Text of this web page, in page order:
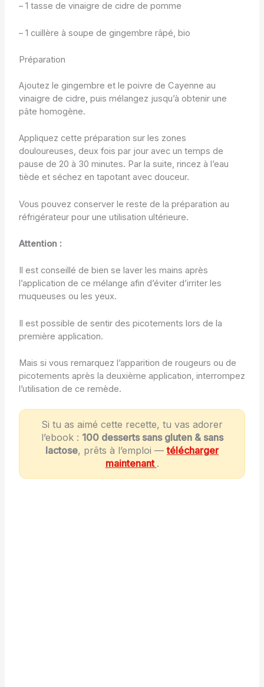
– 1 tasse de vinaigre de cidre de pomme
– 1 cuillère à soupe de gingembre râpé, bio
Préparation
Ajoutez le gingembre et le poivre de Cayenne au
vinaigre de cidre, puis mélangez jusqu’à obtenir une
pâte homogène.
Appliquez cette préparation sur les zones
douloureuses, deux fois par jour avec un temps de
pause de 20 à 30 minutes. Par la suite, rincez à l’eau
tiède et séchez en tapotant avec douceur.
Vous pouvez conserver le reste de la préparation au
réfrigérateur pour une utilisation ultérieure.
Attention :
Il est conseillé de bien se laver les mains après
l’application de ce mélange afin d’éviter d’irriter les
muqueuses ou les yeux.
Il est possible de sentir des picotements lors de la
première application.
Mais si vous remarquez l’apparition de rougeurs ou de
picotements après la deuxième application, interrompez
l’utilisation de ce remède.
Si tu as aimé cette recette, tu vas adorer
l’ebook : 100 desserts sans gluten & sans
lactose, prêts à l’emploi —télécharger
maintenant .